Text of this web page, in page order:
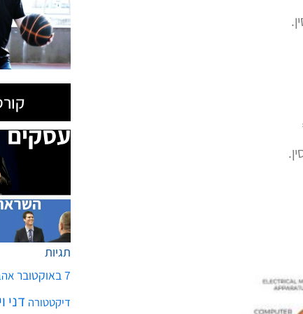
7 באוקטובר
דיקטטורהדני
הכנסות
חטופים
כדורסל כלכלה